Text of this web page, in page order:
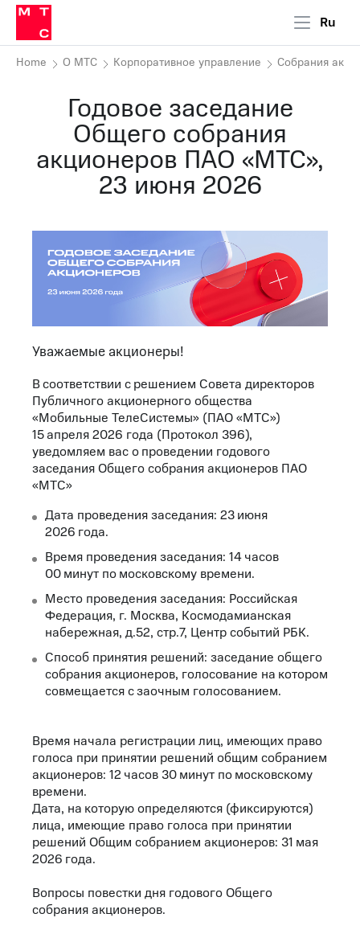
Ru
Home О МТС Корпоративное управление Собрания
Годовое заседание
Общего собрания
акционеров ПАО «МТС»,
23 июня 2026
Уважаемые акционеры!
В соответствии с решением Совета директоров
Публичного акционерного общества
«Мобильные ТелеСистемы» (ПАО «МТС»)
15 апреля 2026 года (Протокол 396),
уведомляем вас о проведении годового
заседания Общего собрания акционеров ПАО
«МТС»
Дата проведения заседания: 23 июня
2026 года.
Время проведения заседания: 14 часов
00 минут по московскому времени.
Место проведения заседания: Российская
Федерация, г. Москва, Космодамианская
набережная, д.52, стр.7, Центр событий РБК.
Способ принятия решений: заседание общего
собрания акционеров, голосование на котором
совмещается с заочным голосованием.
Время начала регистрации лиц, имеющих право
голоса при принятии решений общим собранием
акционеров: 12 часов 30 минут по московскому
времени.
Дата, на которую определяются (фиксируются)
лица, имеющие право голоса при принятии
решений Общим собранием акционеров: 31 мая
2026 года.
Вопросы повестки дня годового Общего
собрания акционеров.